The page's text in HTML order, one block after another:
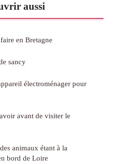
aussi
en Bretagne
sancy
électroménager pour
avant de visiter le
animaux étant à la
bord de Loire